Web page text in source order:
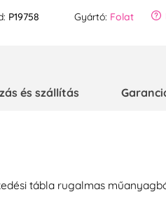
P19758 Gyártó: Folat
és szállítás
tábla rugalmas